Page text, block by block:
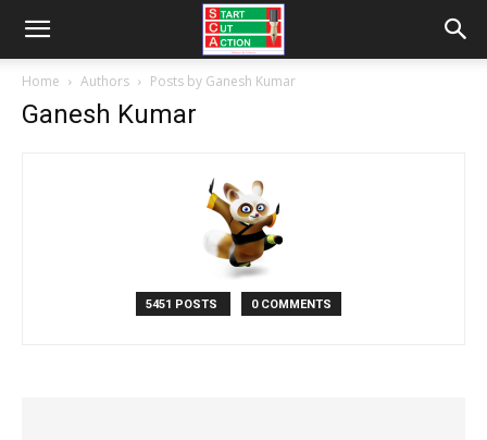
Home Authors Posts by Ganesh Kumar
Ganesh Kumar
5451 POSTS 0 COMMENTS